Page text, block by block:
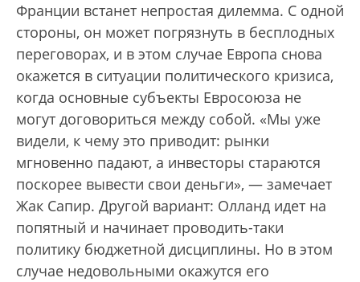
Франции встанет непростая дилемма. С одной
стороны, он может погрязнуть в бесплодных
переговорах, и в этом случае Европа снова
окажется в ситуации политического кризиса,
когда основные субъекты Евросоюза не
могут договориться между собой. «Мы уже
видели, к чему это приводит: рынки
мгновенно падают, а инвесторы стараются
поскорее вывести свои деньги», — замечает
Жак Сапир. Другой вариант: Олланд идет на
попятный и начинает проводить-таки
политику бюджетной дисциплины. Но в этом
случае недовольными окажутся его